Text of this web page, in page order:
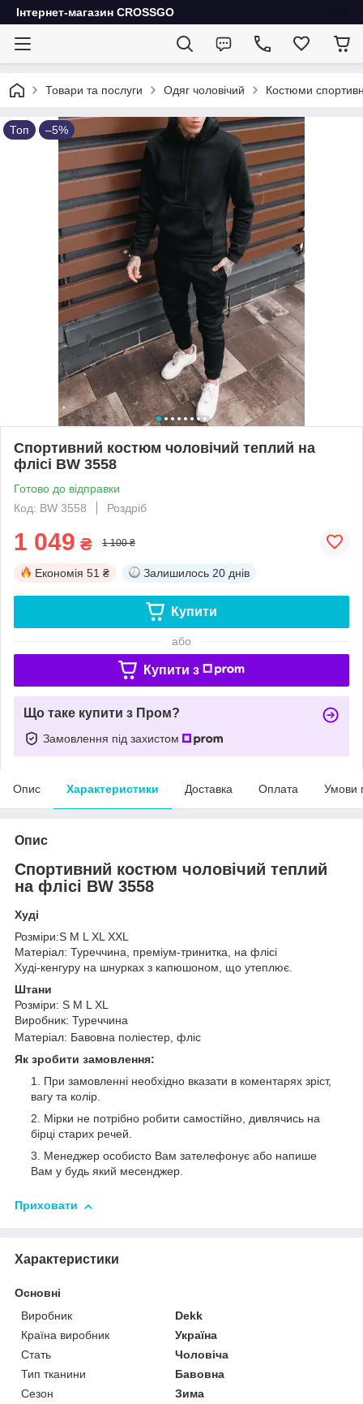
Інтернет-магазин CROSSGO
Товари та послуги Одяг чоловічий Костюми
Топ –5%
Спортивний костюм чоловічий теплий на
флісі BW 3558
Готово до відправки
Код: BW 3558
Роздріб
1 049 ₴ 1 100 ₴
Економія 51 ₴ Залишилось 20 днів
Купити
або
Купити з
Що таке купити з Пром?
Замовлення під захистом
Опис Характеристики Доставка Оплата Умови
Опис
Спортивний костюм чоловічий теплий
на флісі BW 3558
Худі
Розміри:S M L XL XXL
Матеріал: Туреччина, преміум-тринитка, на флісі
Худі-кенгуру на шнурках з капюшоном, що утеплює.
Штани
Розміри: S M L XL
Виробник: Туреччина
Матеріал: Бавовна поліестер, фліс
Як зробити замовлення:
При замовленні необхідно вказати в коментарях зріст,
вагу та колір.
Мірки не потрібно робити самостійно, дивлячись на
бірці старих речей.
Менеджер особисто Вам зателефонує або напише
Вам у будь який месенджер.
Приховати
Характеристики
Основні
Виробник
Dekk
Країна виробник
Україна
Стать
Чоловіча
Тип тканини
Бавовна
Сезон
Зима